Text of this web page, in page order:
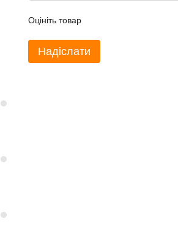
Оцініть товар
Надіслати